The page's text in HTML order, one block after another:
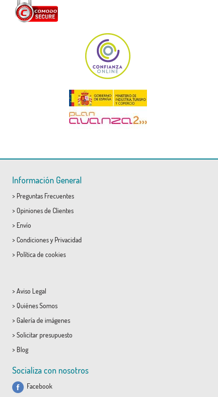
Información General
> Preguntas Frecuentes
> Opiniones de Clientes
> Envío
> Condicionesy Privacidad
> Política de cookies
> Aviso Legal
> Quiénes Somos
> Galería de imágenes
> Solicitar presupuesto
> Blog
Socializa con nosotros
Facebook